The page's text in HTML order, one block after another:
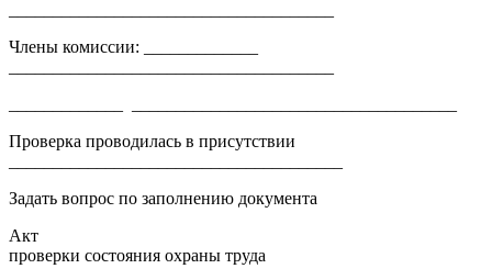
Члены комиссии: _____________
Проверка проводилась в присутствии
Задать вопрос по заполнению документа
Акт
проверки состояния охраны труда